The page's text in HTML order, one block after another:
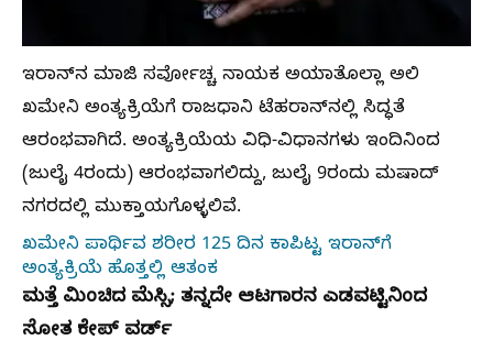
ಇರಾನ್‌ನ ಮಾಜಿ ಸರ್ವೋಚ್ಚ ನಾಯಕ ಅಯಾತೊಲ್ಲಾ ಅಲಿ
ಖಮೇನಿ ಅಂತ್ಯಕ್ರಿಯೆಗೆ ರಾಜಧಾನಿ ಟೆಹರಾನ್‌ನಲ್ಲಿ ಸಿದ್ಧತೆ
ಆರಂಭವಾಗಿದೆ. ಅಂತ್ಯಕ್ರಿಯೆಯ ವಿಧಿ-ವಿಧಾನಗಳು ಇಂದಿನಿಂದ
(ಜುಲೈ 4ರಂದು) ಆರಂಭವಾಗಲಿದ್ದು, ಜುಲೈ 9ರಂದು ಮಷಾದ್‌
ನಗರದಲ್ಲಿ ಮುಕ್ತಾಯಗೊಳ್ಳಲಿವೆ.
ಖಮೇನಿ ಪಾರ್ಥಿವ ಶರೀರ 125 ದಿನ ಕಾಪಿಟ್ಟ ಇರಾನ್‌ಗೆ
ಅಂತ್ಯಕ್ರಿಯೆ ಹೊತ್ತಲ್ಲಿ ಆತಂಕ
ಮತ್ತೆ ಮಿಂಚಿದ ಮೆಸ್ಸಿ; ತನ್ನದೇ ಆಟಗಾರನ ಎಡವಟ್ಟಿನಿಂದ
ಸೋತ ಕೇಪ್‌ ವರ್ಡ್